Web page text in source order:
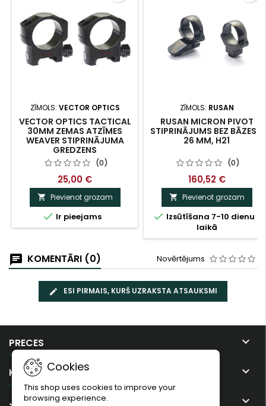
ZĪMOLS: VECTOR OPTICS
VECTOR OPTICS TACTICAL
30MM ZEMAS ATZĪMES
WEAVER STIPRINĀJUMA
GREDZENS
(0)
25,00 €
 Pievienot grozam
 Ir pieejams
ZĪMOLS: RUSAN
RUSAN MICRON PIVOT
STIPRINĀJUMS BEZ BĀZES -
26 MM, H21
(0)
160,52 €
 Pievienot grozam
 Izsūtīšana 7-10 dienu
laikā
KOMENTĀRI (0) Novērtējums
ESI PIRMAIS, KURŠ UZRAKSTA ATSAUKSMI
PRECES 
KOMPĀNIJA 
JŪSU KONTS 
Cookies
This shop uses cookies to improve your
browsing experience.